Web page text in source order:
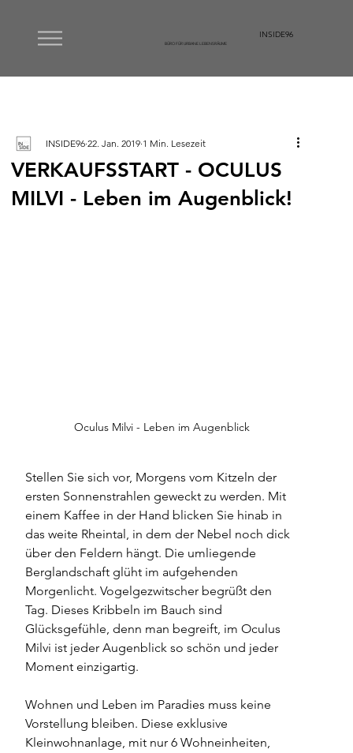
INSIDE96
BÜRO FÜR URBANE LEBENSRÄUME
VERKAUFSSTART - OCULUS
MILVI - Leben im Augenblick!
INSIDE96 22. Jan. 2019 1 Min. Lesezeit
Oculus Milvi - Leben im Augenblick
Stellen Sie sich vor, Morgens vom Kitzeln der
ersten Sonnenstrahlen geweckt zu werden. Mit
einem Kaffee in der Hand blicken Sie hinab in
das weite Rheintal, in dem der Nebel noch dick
über den Feldern hängt. Die umliegende
Berglandschaft glüht im aufgehenden
Morgenlicht. Vogelgezwitscher begrüßt den
Tag. Dieses Kribbeln im Bauch sind
Glücksgefühle, denn man begreift, im Oculus
Milvi ist jeder Augenblick so schön und jeder
Moment einzigartig.
Wohnen und Leben im Paradies muss keine
Vorstellung bleiben. Diese exklusive
Kleinwohnanlage, mit nur 6 Wohneinheiten,